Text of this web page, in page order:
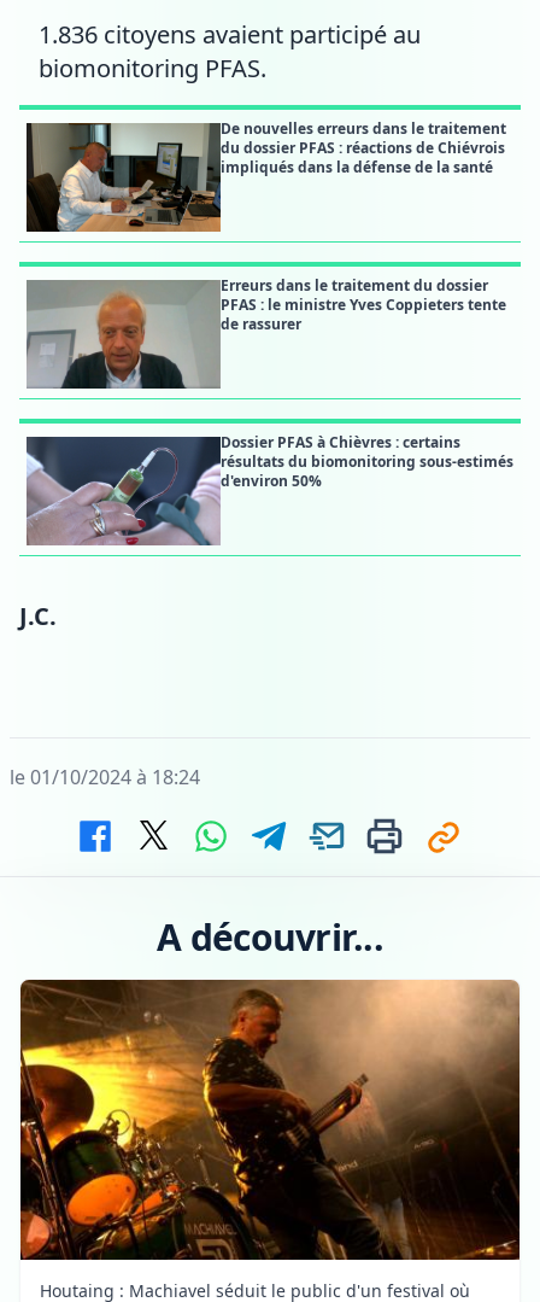
1.836 citoyens avaient participé au
biomonitoring PFAS.
De nouvelles erreurs dans le traitement
du dossier PFAS : réactions de Chiévrois
impliqués dans la défense de la santé
Erreurs dans le traitement du dossier
PFAS : le ministre Yves Coppieters tente
de rassurer
Dossier PFAS à Chièvres : certains
résultats du biomonitoring sous-estimés
d'environ 50%
J.C.
le 01/10/2024 à 18:24
A découvrir...
Houtaing : Machiavel séduit le public d'un festival où